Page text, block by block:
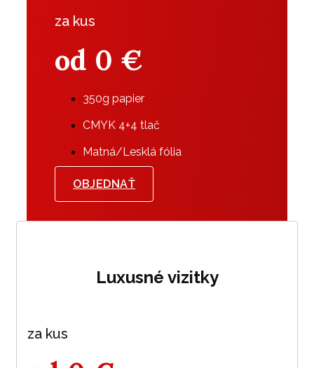
za kus
od 0 €
350g papier
CMYK 4+4 tlač
Matná/Lesklá fólia
OBJEDNAŤ
Luxusné vizitky
za kus